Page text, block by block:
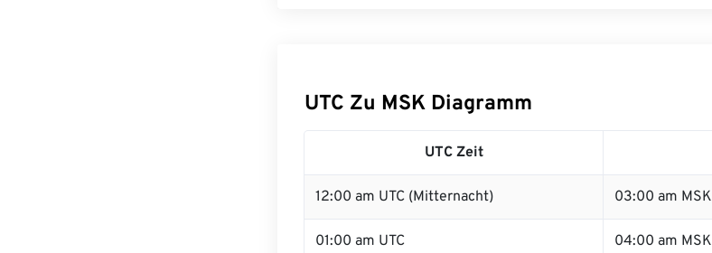
UTC Zu MSK Diagramm
UTC Zeit
12:00 am UTC (Mitternacht) 03:00 am MSK
01:00 am UTC 04:00 am MSK